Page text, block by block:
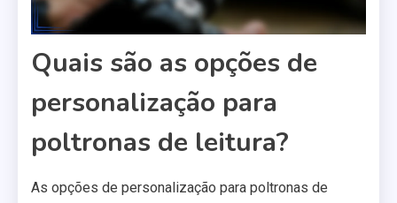
Quais são as opções de
personalização para
poltronas de leitura?
As opções de personalização para poltronas de